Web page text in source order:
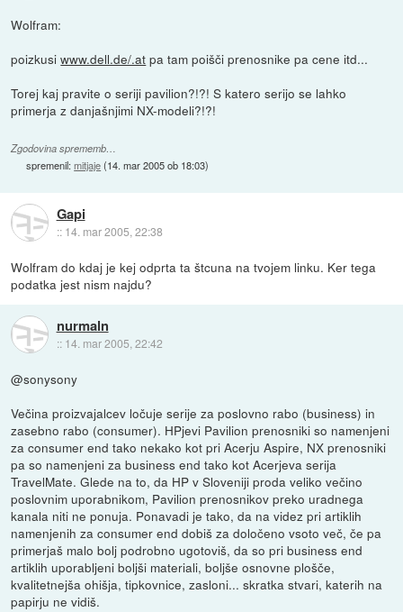
Wolfram:
poizkusiwww.dell.de/.at pa tam poišči prenosnike pa cene itd...
Torej kaj pravite o seriji pavilion?!?! S katero serijo se lahko
primerja z danjašnjimi NX-modeli?!?!
Zgodovina sprememb…
spremenil:mitjaje(14. mar 2005 ob 18:03)
Gapi
:: 14. mar 2005, 22:38
Wolfram do kdaj je kej odprta ta štcuna na tvojem linku. Ker tega
podatka jest nism najdu?
nurmaln
:: 14. mar 2005, 22:42
@sonysony
Večina proizvajalcev ločuje serije za poslovno rabo (business) in
zasebno rabo (consumer). HPjevi Pavilion prenosniki so namenjeni
za consumer end tako nekako kot pri Acerju Aspire, NX prenosniki
pa so namenjeni za business end tako kot Acerjeva serija
TravelMate. Glede na to, da HP v Sloveniji proda veliko večino
poslovnim uporabnikom, Pavilion prenosnikov preko uradnega
kanala niti ne ponuja. Ponavadi je tako, da na videz pri artiklih
namenjenih za consumer end dobiš za določeno vsoto več, če pa
primerjaš malo bolj podrobno ugotoviš, da so pri business end
artiklih uporabljeni boljši materiali, boljše osnovne plošče,
kvalitetnejša ohišja, tipkovnice, zasloni... skratka stvari, katerih na
papirju ne vidiš.